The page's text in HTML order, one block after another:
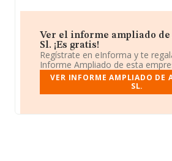
Ver el informe ampliado de
Sl. ¡Es gratis!
Regístrate en eInforma y te
Informe Ampliado de esta
VER INFORME AMPLIADO DE
SL.